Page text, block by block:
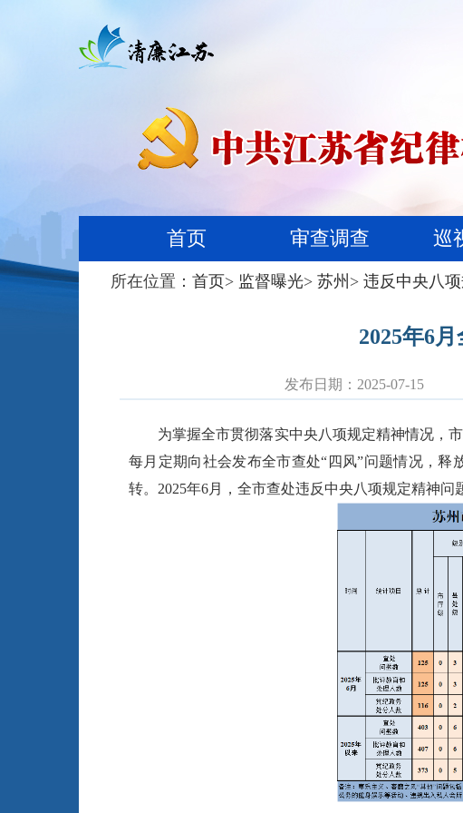
首页 审查调查 巡
所在位置： 首页> 监督曝光> 苏州 > 违反中央八
2025年6
发布日期：2025-07-15
为掌握全市贯彻落实中央八项规定精神情况，
每月定期向社会发布全市查处“四风”问题情况，
转。2025年6月，全市查处违反中央八项规定精神问